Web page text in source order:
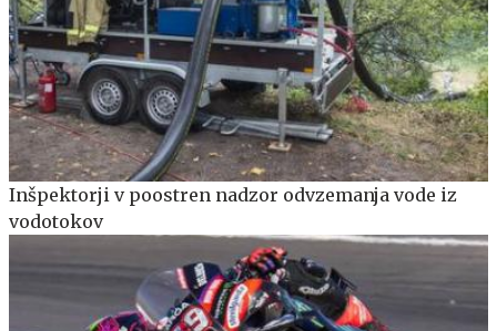
Inšpektorji v poostren nadzor odvzemanja vode iz
vodotokov